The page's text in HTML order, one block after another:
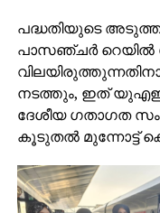
പദ്ധതിയുടെ അടുത്ത
പാസഞ്ചര്‍ റെയില്‍
നടത്തും, ഇത്
ദേശീയ ഗതാഗത
കൂടുതല്‍ മുന്നോട്ട്